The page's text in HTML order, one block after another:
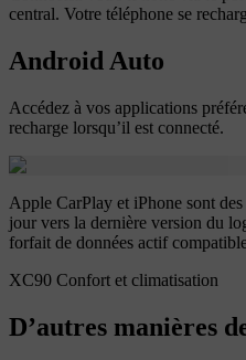
central. Votre téléphone se
Android Auto
Accédez à vos applications
recharge lorsqu’il est connecté.
Apple CarPlay et iPhone sont
jour vers la dernière version du
forfait de données actif
XC90 Confort et climatisation
D’autres manières